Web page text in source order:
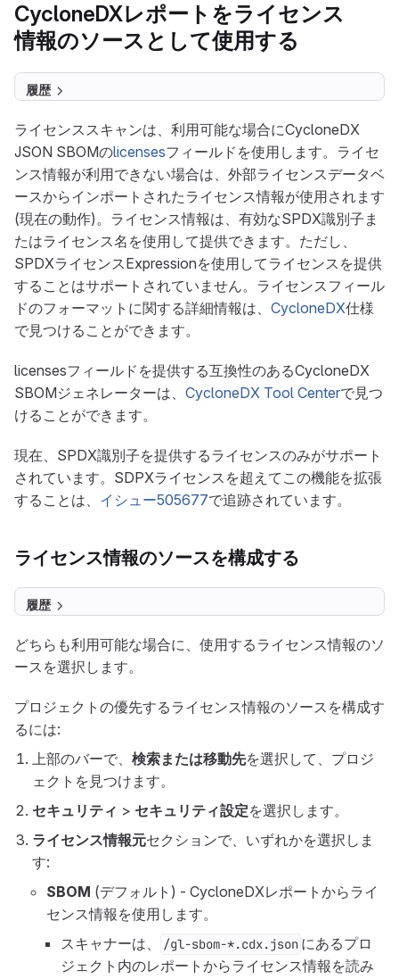
CycloneDXレポートをライセンス
情報のソースとして使用する
履歴
ライセンススキャンは、利用可能な場合にCycloneDX
JSON SBOMのlicensesフィールドを使用します。ライセ
ンス情報が利用できない場合は、外部ライセンスデータベ
ースからインポートされたライセンス情報が使用されます
(現在の動作)。ライセンス情報は、有効なSPDX識別子ま
たはライセンス名を使用して提供できます。ただし、
SPDXライセンスExpressionを使用してライセンスを提供
することはサポートされていません。ライセンスフィール
ドのフォーマットに関する詳細情報は、 CycloneDX仕様
で見つけることができます。
licensesフィールドを提供する互換性のあるCycloneDX
SBOMジェネレーターは、 CycloneDX Tool Centerで見つ
けることができます。
現在、SPDX識別子を提供するライセンスのみがサポート
されています。SDPXライセンスを超えてこの機能を拡張
することは、 イシュー505677で追跡されています。
ライセンス情報のソースを構成する
履歴
どちらも利用可能な場合に、使用するライセンス情報のソ
ースを選択します。
プロジェクトの優先するライセンス情報のソースを構成す
るには:
上部のバーで、 検索または移動先を選択して、プロジ
ェクトを見つけます。
セキュリティ > セキュリティ設定を選択します。
ライセンス情報元セクションで、いずれかを選択しま
す:
SBOM (デフォルト) - CycloneDXレポートからライ
センス情報を使用します。
スキャナーは、
/gl-sbom-*.cdx.json にあるプロ
ジェクト内のレポートからライセンス情報を読み